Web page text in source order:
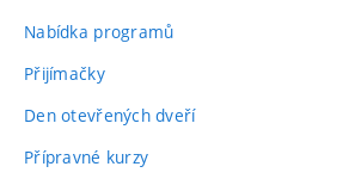
Nabídka programů
Přijímačky
Den otevřených dveří
Přípravné kurzy